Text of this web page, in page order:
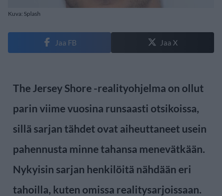
Kuva: Splash
Jaa FB Jaa X
The Jersey Shore -realityohjelma on ollut
parin viime vuosina runsaasti otsikoissa,
sillä sarjan tähdet ovat aiheuttaneet usein
pahennusta minne tahansa menevätkään.
Nykyisin sarjan henkilöitä nähdään eri
tahoilla, kuten omissa realitysarjoissaan.